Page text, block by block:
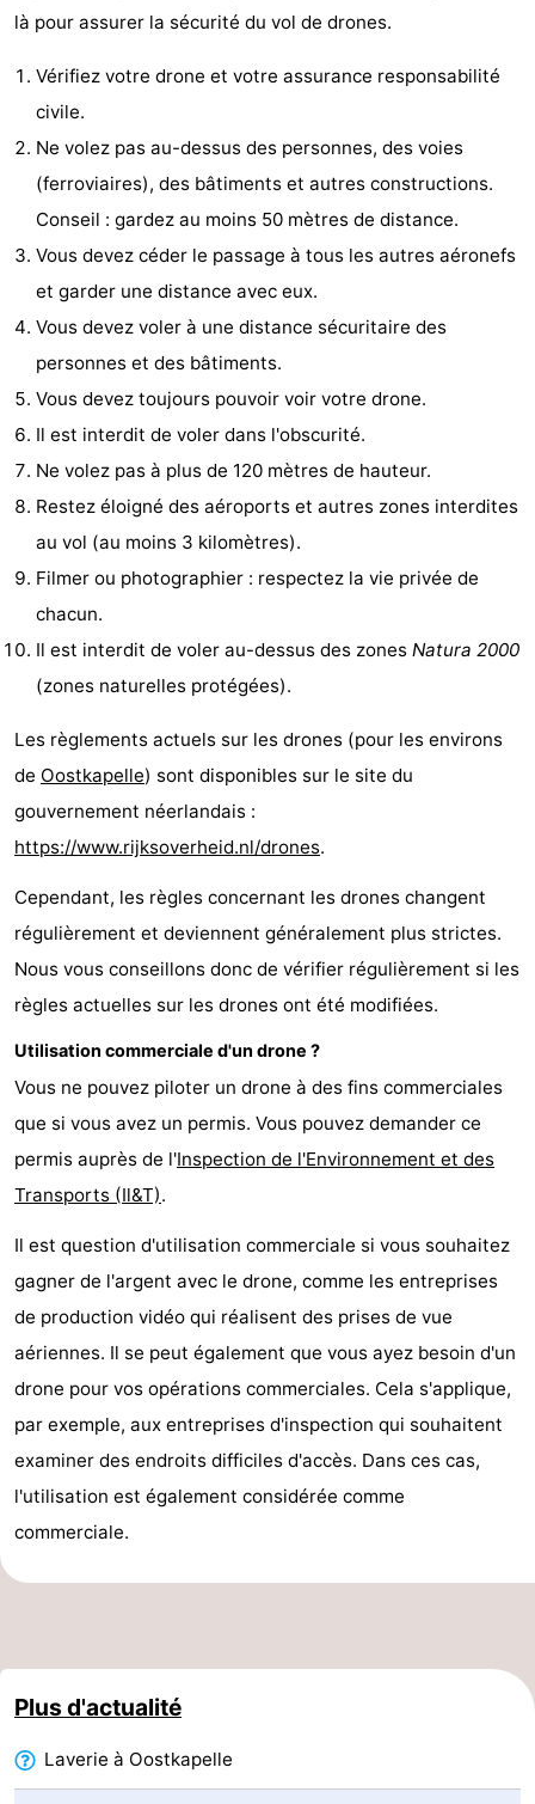
Points
de
vue
Attractions
-
Terrains
jeux
Aires
jeux
intérieures
Bowling
Parcours
de
mini-
golf
Centres
de
bien-
être
Villages
&
villes
Nature
Visites
guidées
Sports
Piscines
Faire
vélo
-
Équitation
-
Manèges
-
de
golf
Peche
Sportive
-
Equitation
Conduite
de
l'anneau
Boire
et
manger
Événements
Pratiques
Forum
Route
-
Stationnement
Adresses
Médicales
Région
Zeeland
Schouwen-
Duiveland
-
Zierikzee
-
là pour assurer la sécurité du vol de drones.
Vérifiez votre drone et votre assurance responsabilité
civile.
Ne volez pas au-dessus des personnes, des voies
(ferroviaires), des bâtiments et autres constructions.
Conseil : gardez au moins 50 mètres de distance.
Vous devez céder le passage à tous les autres aéronefs
et garder une distance avec eux.
Vous devez voler à une distance sécuritaire des
personnes et des bâtiments.
Vous devez toujours pouvoir voir votre drone.
Il est interdit de voler dans l'obscurité.
Ne volez pas à plus de 120 mètres de hauteur.
Restez éloigné des aéroports et autres zones interdites
au vol (au moins 3 kilomètres).
Filmer ou photographier : respectez la vie privée de
chacun.
Il est interdit de voler au-dessus des zones Natura 2000
(zones naturelles protégées).
Les règlements actuels sur les drones (pour les environs
de Oostkapelle) sont disponibles sur le site du
gouvernement néerlandais :
https://www.rijksoverheid.nl/drones.
Cependant, les règles concernant les drones changent
régulièrement et deviennent généralement plus strictes.
Nous vous conseillons donc de vérifier régulièrement si les
règles actuelles sur les drones ont été modifiées.
Utilisation commerciale d'un drone ?
Vous ne pouvez piloter un drone à des fins commerciales
que si vous avez un permis. Vous pouvez demander ce
permis auprès de l'Inspection de l'Environnement et des
Transports (Il&T).
Il est question d'utilisation commerciale si vous souhaitez
gagner de l'argent avec le drone, comme les entreprises
de production vidéo qui réalisent des prises de vue
aériennes. Il se peut également que vous ayez besoin d'un
drone pour vos opérations commerciales. Cela s'applique,
par exemple, aux entreprises d'inspection qui souhaitent
examiner des endroits difficiles d'accès. Dans ces cas,
l'utilisation est également considérée comme
commerciale.
Plus d'actualité
Laverie à Oostkapelle